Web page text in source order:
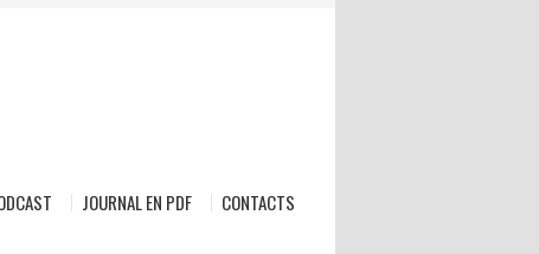
JOURNAL EN PDF CONTACTS